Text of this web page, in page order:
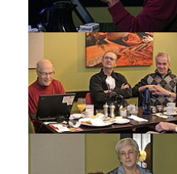
Show larger version
Show larger version